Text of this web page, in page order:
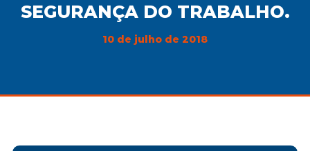
SEGURANÇA DO TRABALHO.
10 de julho de 2018